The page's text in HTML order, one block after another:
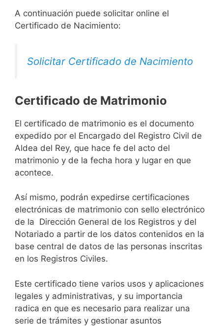
A continuación puede solicitar online el
Certificado de Nacimiento:
Solicitar Certificado de Nacimiento
Certificado de Matrimonio
El certificado de matrimonio es el documento
expedido por el Encargado del Registro Civil de
Aldea del Rey, que hace fe del acto del
matrimonio y de la fecha hora y lugar en que
acontece.
Así mismo, podrán expedirse certificaciones
electrónicas de matrimonio con sello electrónico
de la Dirección General de los Registros y del
Notariado a partir de los datos contenidos en la
base central de datos de las personas inscritas
en los Registros Civiles.
Este certificado tiene varios usos y aplicaciones
legales y administrativas, y su importancia
radica en que es necesario para realizar una
serie de trámites y gestionar asuntos